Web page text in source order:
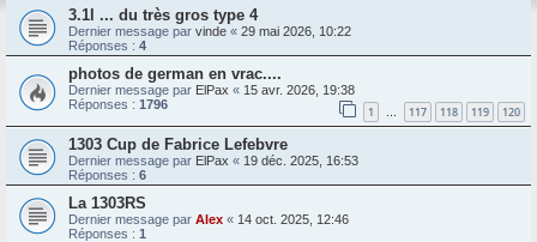
3.1l ... du très gros type 4
Dernier message par vinde « 29 mai 2026, 10:22
Réponses : 4
photos de german en vrac....
Dernier message par ElPax « 15 avr. 2026, 19:38
Réponses : 1796 1 … 117 118 119 120
1303 Cup de Fabrice Lefebvre
Dernier message par ElPax « 19 déc. 2025, 16:53
Réponses : 6
La 1303RS
Dernier message par Alex « 14 oct. 2025, 12:46
Réponses : 1